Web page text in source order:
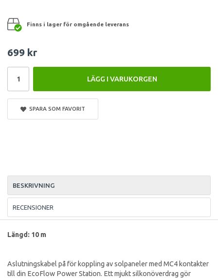
Finns i lager för omgående leverans
699 kr
LÄGG I VARUKORGEN
SPARA SOM FAVORIT
BESKRIVNING
RECENSIONER
Längd: 10 m
Aslutningskabel på för koppling av solpaneler med MC4 kontakter
till din EcoFlow Power Station. Ett mjukt silkonöverdrag gör